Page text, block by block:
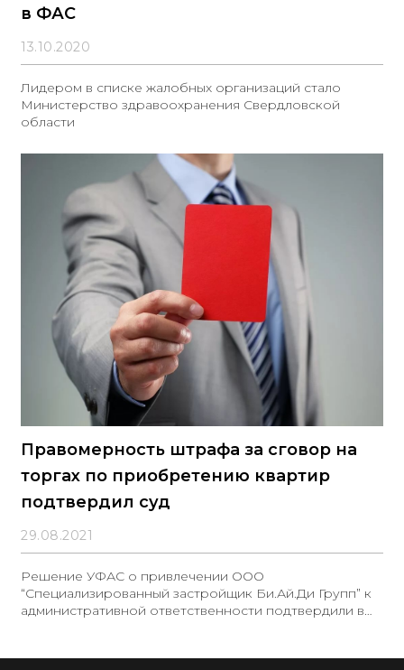
в ФАС
13.10.2020
Лидером в списке жалобных организаций стало
Министерство здравоохранения Свердловской
области
Правомерность штрафа за сговор на
торгах по приобретению квартир
подтвердил суд
29.08.2021
Решение УФАС о привлечении ООО
“Специализированный застройщик Би.Ай.Ди Групп” к
административной ответственности подтвердили в